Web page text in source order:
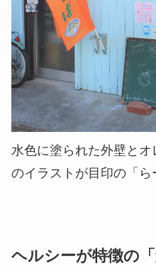
水色に塗られた外壁とオ
のイラストが目印の「ら
ヘルシーが特徴の「